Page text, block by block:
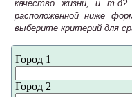
качество жизни, и
расположенной ниже
выберите критерий для
Город 1
Город 2